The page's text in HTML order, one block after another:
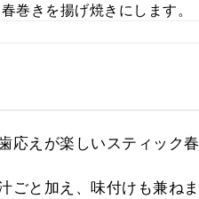
巻きを揚げ焼きにします。
応えが楽しいスティック
ごと加え、味付けも兼ね